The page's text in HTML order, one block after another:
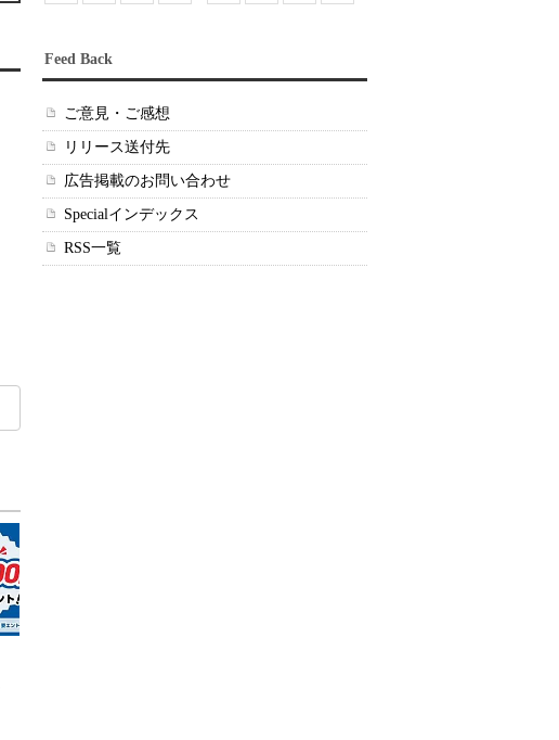
Feed Back
ご意見・ご感想
リリース送付先
広告掲載のお問い合わせ
Specialインデックス
RSS一覧